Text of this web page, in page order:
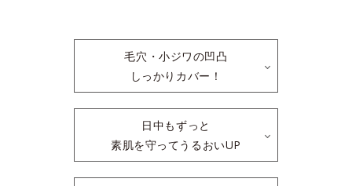
毛穴・小ジワの凹凸
しっかりカバー！
日中もずっと
素肌を守ってうるおいUP